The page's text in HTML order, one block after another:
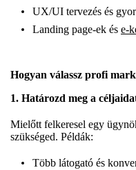
UX/UI tervezés és
Landing page-ek és e-
Hogyan válassz profi
1. Határozd meg a
Mielőtt felkeresel egy
szükséged. Példák:
Több látogató és